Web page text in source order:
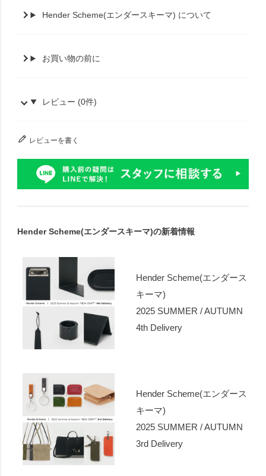
Hender Scheme(エンダースキーマ) について
お買い物の前に
レビュー (0件)
レビューを書く
Hender Scheme(エンダースキーマ)の新着情報
Hender Scheme(エンダース
キーマ)
2025 SUMMER / AUTUMN
4th Delivery
Hender Scheme(エンダース
キーマ)
2025 SUMMER / AUTUMN
3rd Delivery